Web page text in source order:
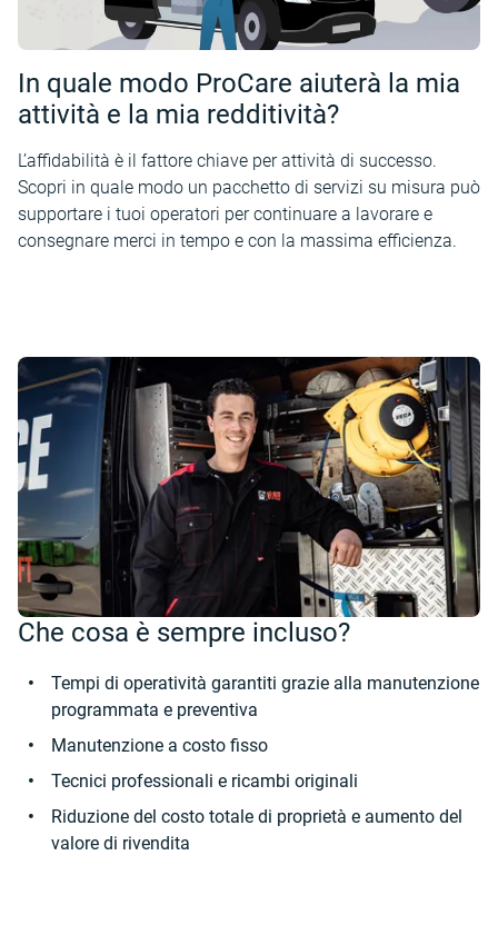
In quale modo ProCare aiuterà la mia
attività e la mia redditività?
L’affidabilità è il fattore chiave per attività di successo.
Scopri in quale modo un pacchetto di servizi su misura può
supportare i tuoi operatori per continuare a lavorare e
consegnare merci in tempo e con la massima efficienza.
Che cosa è sempre incluso?
Tempi di operatività garantiti grazie alla manutenzione
programmata e preventiva
Manutenzione a costo fisso
Tecnici professionali e ricambi originali
Riduzione del costo totale di proprietà e aumento del
valore di rivendita